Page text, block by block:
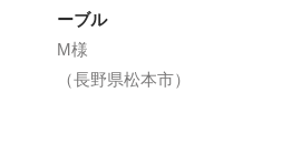
ーブル
M様
（長野県松本市）